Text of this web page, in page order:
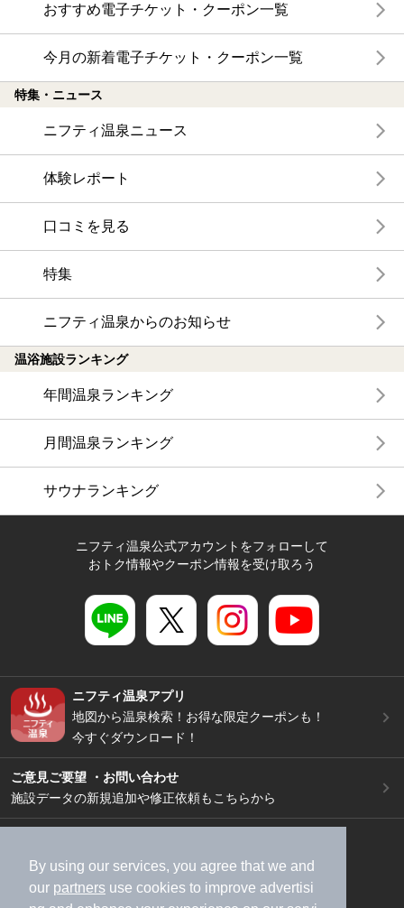
By using our services, you agree that we and
our partners use cookies to improve advertisi
おすすめ電子チケット・クーポン一覧
今月の新着電子チケット・クーポン一覧
特集・ニュース
ニフティ温泉ニュース
体験レポート
口コミを見る
特集
ニフティ温泉からのお知らせ
温浴施設ランキング
年間温泉ランキング
月間温泉ランキング
サウナランキング
ニフティ温泉公式アカウントをフォローして
おトク情報やクーポン情報を受け取ろう
ニフティ温泉アプリ
地図から温泉検索！お得な限定クーポンも！
今すぐダウンロード！
ご意見ご要望 ・お問い合わせ
施設データの新規追加や修正依頼もこちらから
加盟店募集（資料請求）
広告出稿のご案内
利用規約
ライフスタイルMEMBERS+規約